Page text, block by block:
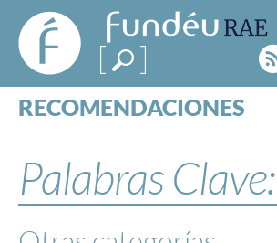
FundéuRAE
- Fundación
del Español
Urgente
RECOMENDACIONES
ESPECIALES
BLOG
NOTICIAS
Palabras Clave: